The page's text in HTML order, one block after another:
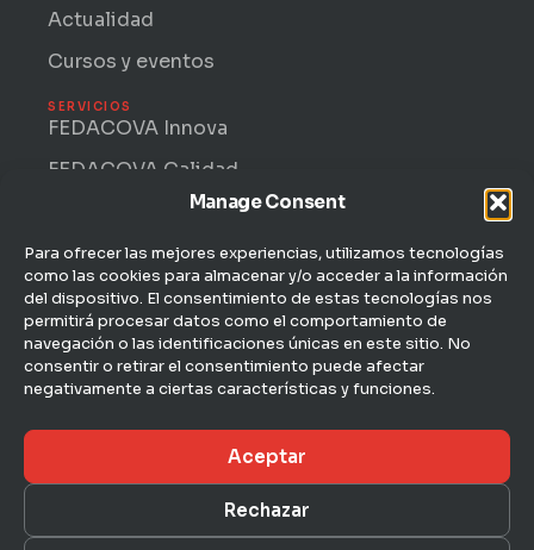
Manage Consent
Para ofrecer las mejores experiencias, utilizamos tecnologías
como las cookies para almacenar y/o acceder a la información
del dispositivo. El consentimiento de estas tecnologías nos
permitirá procesar datos como el comportamiento de
navegación o las identificaciones únicas en este sitio. No
consentir o retirar el consentimiento puede afectar
negativamente a ciertas características y funciones.
Aceptar
Rechazar
Actualidad
Cursos y eventos
SERVICIOS
FEDACOVA Innova
FEDACOVA Calidad
Internacional · ENTRII
FEDACOVA Informa
Jurídico Laboral
CONTACTO
C/ Hernán Cortés, 4 — 1ª
46004 Valencia
fedacova@fedacova.org